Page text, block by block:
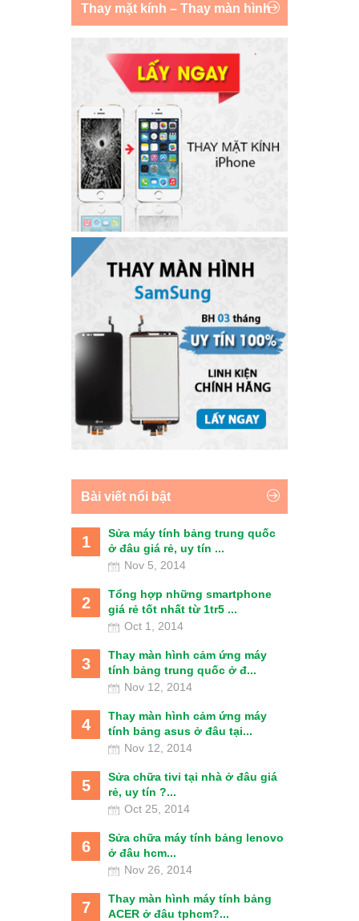
Thay mặt kính – Thay màn hình
Bài viết nổi bật
1
Sửa máy tính bảng trung quốc
ở đâu giá rẻ, uy tín ...
Nov 5, 2014
2
Tổng hợp những smartphone
giá rẻ tốt nhất từ 1tr5 ...
Oct 1, 2014
3
Thay màn hình cảm ứng máy
tính bảng trung quốc ở đ...
Nov 12, 2014
4
Thay màn hình cảm ứng máy
tính bảng asus ở đâu tại...
Nov 12, 2014
5
Sửa chữa tivi tại nhà ở đâu giá
rẻ, uy tín ?...
Oct 25, 2014
6
Sửa chữa máy tính bảng lenovo
ở đâu hcm...
Nov 26, 2014
7
Thay màn hình máy tính bảng
ACER ở đâu tphcm?...